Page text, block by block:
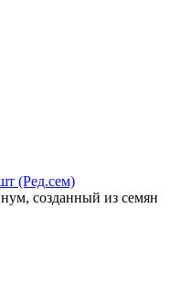
(Ред.сем)
созданный из семян